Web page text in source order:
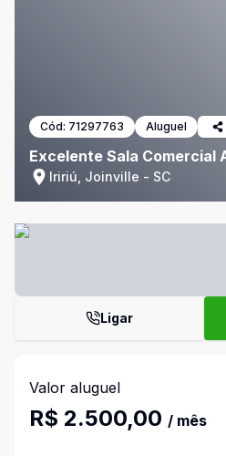
Cód: 71297763 Aluguel
Excelente Sala Comercial
Iririú, Joinville - SC
Ligar
Valor aluguel
R$ 2.500,00 / mês